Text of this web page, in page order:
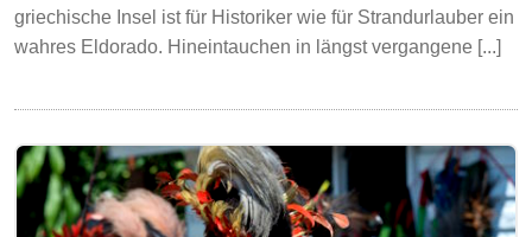
griechische Insel ist für Historiker wie für Strandurlauber ein
wahres Eldorado. Hineintauchen in längst vergangene [...]